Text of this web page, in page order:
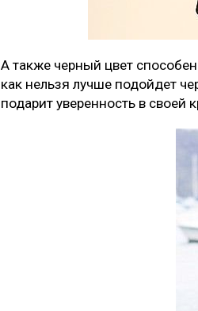
А также черный цвет
как нельзя лучше подойдет
подарит уверенность в своей